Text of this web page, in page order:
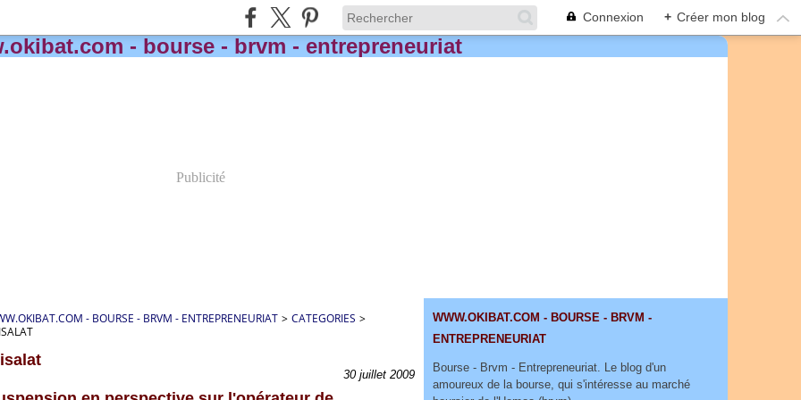
Connexion + Créer mon blog
Publicité
- BOURSE - BRVM - ENTREPRENEURIAT > CATEGORIES >
30 juillet 2009
WWW.OKIBAT.COM - BOURSE - BRVM -
ENTREPRENEURIAT
Bourse - Brvm - Entrepreneuriat. Le blog d'un
amoureux de la bourse, qui s'intéresse au marché